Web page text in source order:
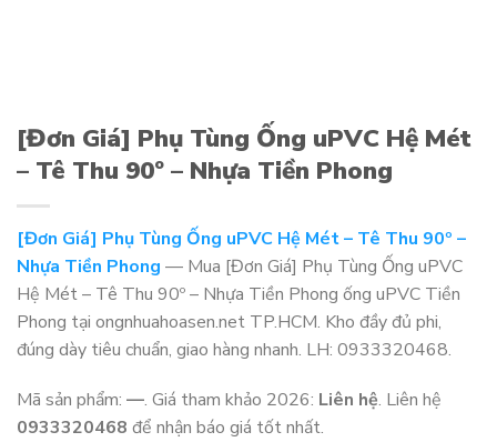
[Đơn Giá] Phụ Tùng Ống uPVC Hệ Mét
– Tê Thu 90º – Nhựa Tiền Phong
[Đơn Giá] Phụ Tùng Ống uPVC Hệ Mét – Tê Thu 90º –
Nhựa Tiền Phong — Mua [Đơn Giá] Phụ Tùng Ống uPVC
Hệ Mét – Tê Thu 90º – Nhựa Tiền Phong ống uPVC Tiền
Phong tại ongnhuahoasen.net TP.HCM. Kho đầy đủ phi,
đúng dày tiêu chuẩn, giao hàng nhanh. LH: 0933320468.
Mã sản phẩm: —. Giá tham khảo 2026: Liên hệ. Liên hệ
0933320468 để nhận báo giá tốt nhất.